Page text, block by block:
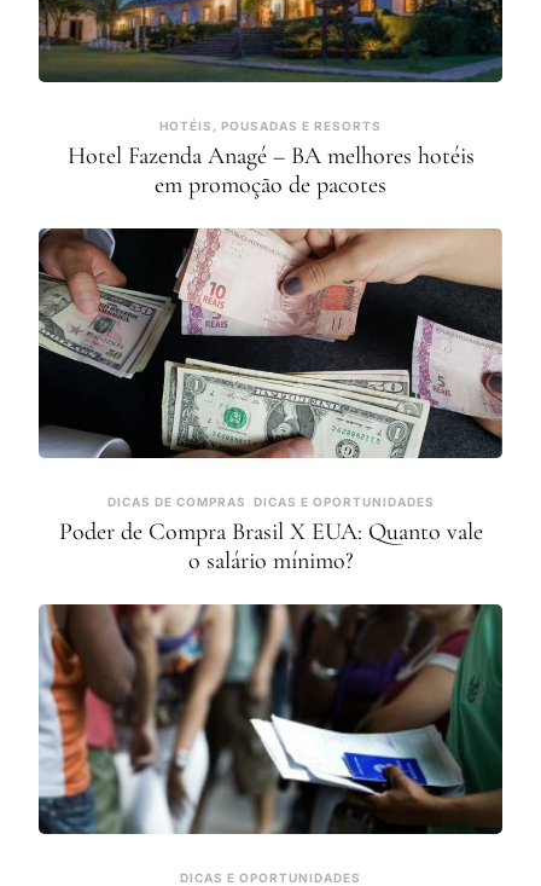
HOTÉIS, POUSADAS E RESORTS
Hotel Fazenda Anagé – BA melhores hotéis
em promoção de pacotes
DICAS DE COMPRAS DICAS E OPORTUNIDADES
Poder de Compra Brasil X EUA: Quanto vale
o salário mínimo?
DICAS E OPORTUNIDADES